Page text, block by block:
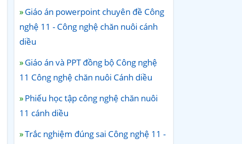
Giáo án powerpoint chuyên đề Công
nghệ 11 - Công nghệ chăn nuôi cánh
diều
Giáo án và PPT đồng bộ Công nghệ
11 Công nghệ chăn nuôi Cánh diều
Phiếu học tập công nghệ chăn nuôi
11 cánh diều
Trắc nghiệm đúng sai Công nghệ 11 -